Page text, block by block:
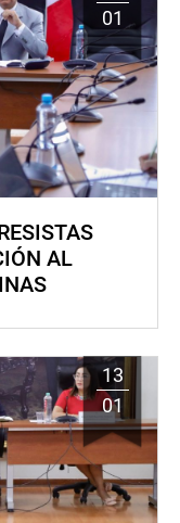
01
AL
13
01